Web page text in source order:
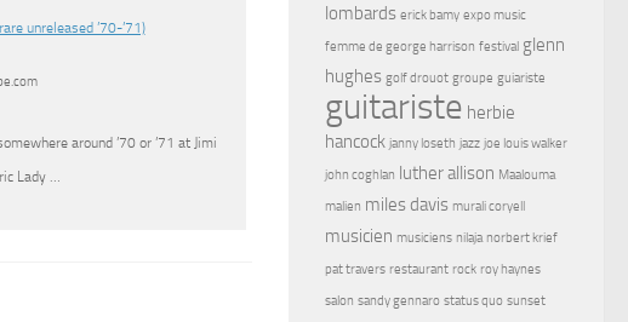
unreleased ’70-’71)
around ’70 or ’71 at Jimi
Lady …
lombards erick bamy expo music
femme de george harrison festival glenn
hughes golf drouot groupe guiariste
guitariste herbie
hancock janny loseth jazz joe louis walker
john coghlan luther allison Maalouma
malien miles davis murali coryell
musicien musiciens nilaja norbert krief
pat travers restaurant rock roy haynes
salon sandy gennaro status quo sunset